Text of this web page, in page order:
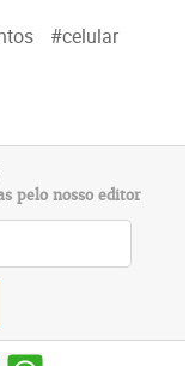
#celular
pelo nosso editor